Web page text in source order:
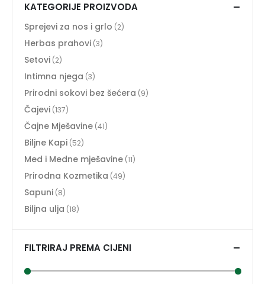
KATEGORIJE PROIZVODA
Sprejevi za nos i grlo (2)
Herbas prahovi (3)
Setovi (2)
Intimna njega (3)
Prirodni sokovi bez šećera (9)
Čajevi (137)
Čajne Mješavine (41)
Biljne Kapi (52)
Med i Medne mješavine (11)
Prirodna Kozmetika (49)
Sapuni (8)
Biljna ulja (18)
FILTRIRAJ PREMA CIJENI